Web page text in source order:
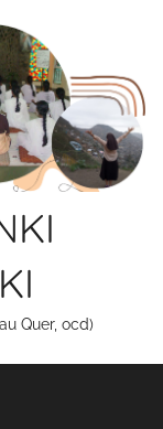
Quer, ocd)